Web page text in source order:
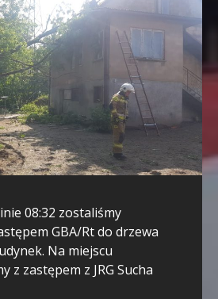
08:32 zostaliśmy
GBA/Rt do drzewa
Na miejscu
z zastępem z JRG Sucha